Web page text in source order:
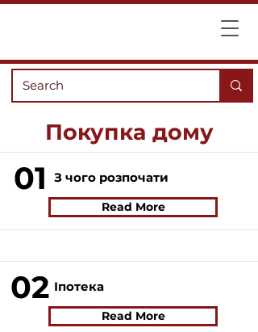
Покупка дому
01 З чого розпочати
Read More
02 Іпотека
Read More